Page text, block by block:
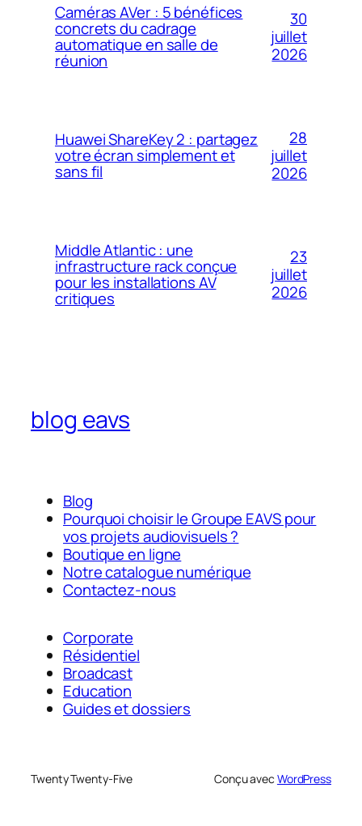
Caméras AVer : 5 bénéfices
concrets du cadrage
automatique en salle de
réunion
30
juillet
2026
Huawei ShareKey 2 : partagez
votre écran simplement et
sans fil
28
juillet
2026
Middle Atlantic : une
infrastructure rack conçue
pour les installations AV
critiques
23
juillet
2026
blog eavs
Blog
Pourquoi choisir le Groupe EAVS pour
vos projets audiovisuels ?
Boutique en ligne
Notre catalogue numérique
Contactez-nous
Corporate
Résidentiel
Broadcast
Education
Guides et dossiers
Twenty Twenty-Five Conçu avec WordPress